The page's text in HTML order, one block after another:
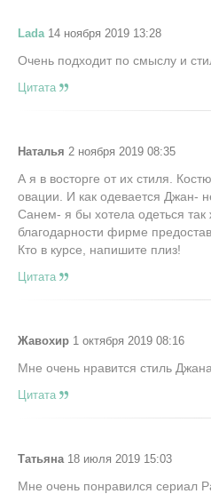
Lada 14 ноября 2019 13:28
Очень подходит по смыслу и
Цитата
Наталья 2 ноября 2019 08:35
А я в восторге от их стиля.
овации. И как одевается Джан-
Санем- я бы хотела одеться
благодарности фирме
Кто в курсе, напишите плиз!
Цитата
Жавохир 1 октября 2019 08:16
Мне очень нравится стиль
Цитата
Татьяна 18 июля 2019 15:03
Мне очень понравился сериал